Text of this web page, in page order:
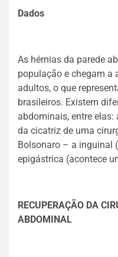
Dados
As hérnias da parede
população e chegam a
adultos, o que
brasileiros. Existem
abdominais, entre
da cicatriz de uma
Bolsonaro – a inguinal
epigástrica (acontece
RECUPERAÇÃO DA
ABDOMINAL